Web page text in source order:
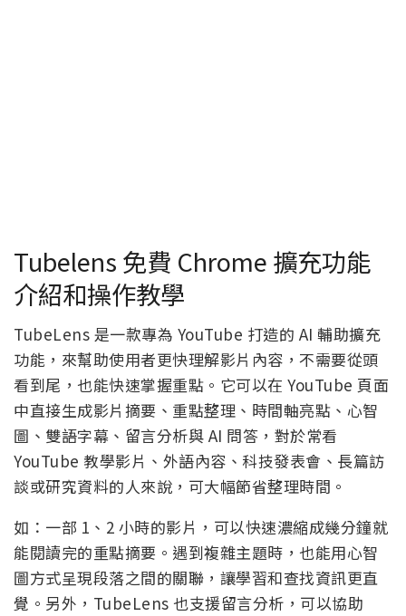
Tubelens 免費 Chrome 擴充功能
介紹和操作教學
TubeLens 是一款專為 YouTube 打造的 AI 輔助擴充
功能，來幫助使用者更快理解影片內容，不需要從頭
看到尾，也能快速掌握重點。它可以在 YouTube 頁面
中直接生成影片摘要、重點整理、時間軸亮點、心智
圖、雙語字幕、留言分析與 AI 問答，對於常看
YouTube 教學影片、外語內容、科技發表會、長篇訪
談或研究資料的人來說，可大幅節省整理時間。
如：一部 1、2 小時的影片，可以快速濃縮成幾分鐘就
能閱讀完的重點摘要。遇到複雜主題時，也能用心智
圖方式呈現段落之間的關聯，讓學習和查找資訊更直
覺。另外，TubeLens 也支援留言分析，可以協助